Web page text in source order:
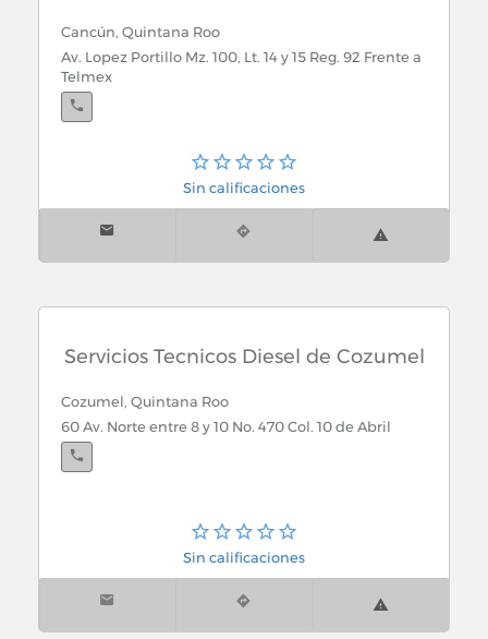
Cancún, Quintana Roo
Av. Lopez Portillo Mz. 100, Lt. 14 y 15 Reg. 92 Frente a
Telmex
Sin calificaciones
Servicios Tecnicos Diesel de Cozumel
Cozumel, Quintana Roo
60 Av. Norte entre 8 y 10 No. 470 Col. 10 de Abril
Sin calificaciones